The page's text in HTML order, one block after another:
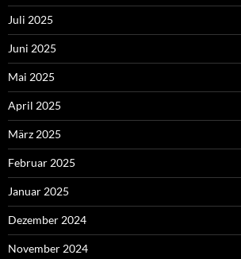
Juli 2025
Juni 2025
Mai 2025
April 2025
März 2025
Februar 2025
Januar 2025
Dezember 2024
November 2024